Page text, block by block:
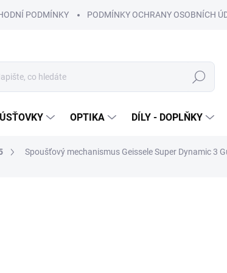
PODMÍNKY PODMÍNKY OCHRANY OSOBNÍCH
Hledat
OPTIKA DÍLY - DOPLŇKY
Spoušťový mechanismus Geissele Super Dynamic 3